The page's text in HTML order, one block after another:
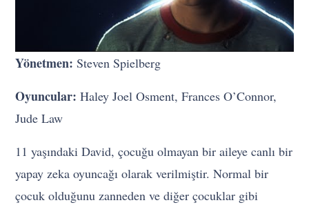
Yönetmen: Steven Spielberg
Oyuncular: Haley Joel Osment, Frances O’Connor,
Jude Law
11 yaşındaki David, çocuğu olmayan bir aileye canlı bir
yapay zeka oyuncağı olarak verilmiştir. Normal bir
çocuk olduğunu zanneden ve diğer çocuklar gibi